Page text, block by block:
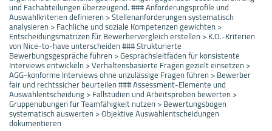
und Fachabteilungen überzeugend. ### Anforderungsprofile und
Auswahlkriterien definieren > Stellenanforderungen systematisch
analysieren > Fachliche und soziale Kompetenzen gewichten >
Entscheidungsmatrizen für Bewerbervergleich erstellen > K.O.-Kriterien
von Nice-to-have unterscheiden ### Strukturierte
Bewerbungsgespräche führen > Gesprächsleitfäden für konsistente
Interviews entwickeln > Verhaltensbasierte Fragen gezielt einsetzen >
AGG-konforme Interviews ohne unzulässige Fragen führen > Bewerber
fair und rechtssicher beurteilen ### Assessment-Elemente und
Auswahlentscheidung > Fallstudien und Arbeitsproben bewerten >
Gruppenübungen für Teamfähigkeit nutzen > Bewertungsbögen
systematisch auswerten > Objektive Auswahlentscheidungen
dokumentieren